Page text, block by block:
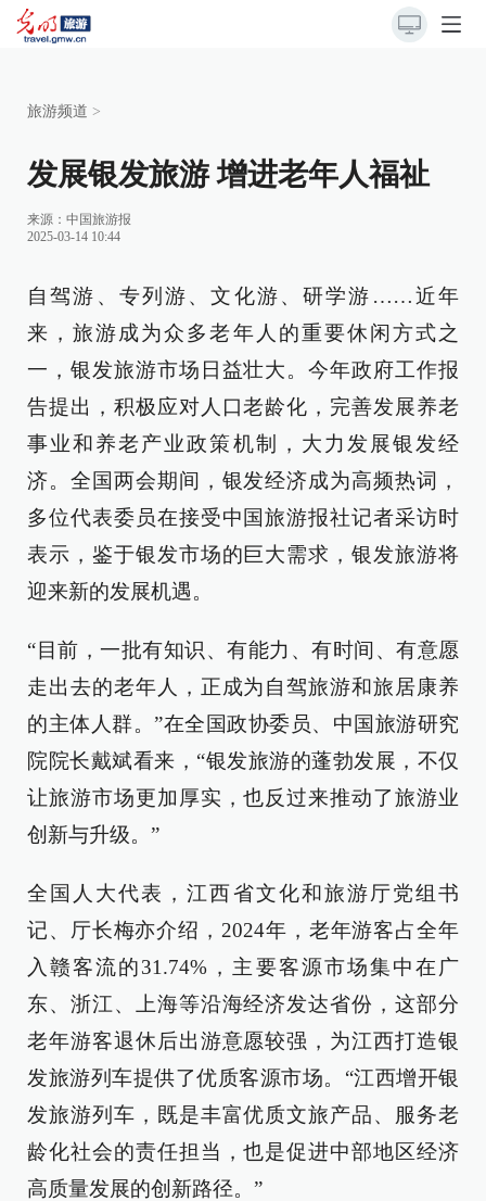
旅游频道 >
发展银发旅游 增进老年人福祉
来源： 中国旅游报
2025-03-14 10:44
自驾游、专列游、文化游、研学游……近年
来，旅游成为众多老年人的重要休闲方式之
一，银发旅游市场日益壮大。今年政府工作报
告提出，积极应对人口老龄化，完善发展养老
事业和养老产业政策机制，大力发展银发经
济。全国两会期间，银发经济成为高频热词，
多位代表委员在接受中国旅游报社记者采访时
表示，鉴于银发市场的巨大需求，银发旅游将
迎来新的发展机遇。
“目前，一批有知识、有能力、有时间、有意愿
走出去的老年人，正成为自驾旅游和旅居康养
的主体人群。”在全国政协委员、中国旅游研究
院院长戴斌看来，“银发旅游的蓬勃发展，不仅
让旅游市场更加厚实，也反过来推动了旅游业
创新与升级。”
全国人大代表，江西省文化和旅游厅党组书
记、厅长梅亦介绍，2024年，老年游客占全年
入赣客流的31.74%，主要客源市场集中在广
东、浙江、上海等沿海经济发达省份，这部分
老年游客退休后出游意愿较强，为江西打造银
发旅游列车提供了优质客源市场。“江西增开银
发旅游列车，既是丰富优质文旅产品、服务老
龄化社会的责任担当，也是促进中部地区经济
高质量发展的创新路径。”